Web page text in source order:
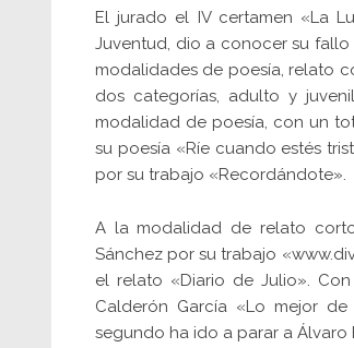
El jurado el IV certamen «La
Juventud, dio a conocer su fallo
modalidades de poesía, relato
dos categorías, adulto y
modalidad de poesía, con un
su poesía «Ríe cuando estés
por su trabajo «Recordándote».
A la modalidad de relato
Sánchez por su trabajo
el relato «Diario de Julio».
Calderón García «Lo mejor
segundo ha ido a parar a